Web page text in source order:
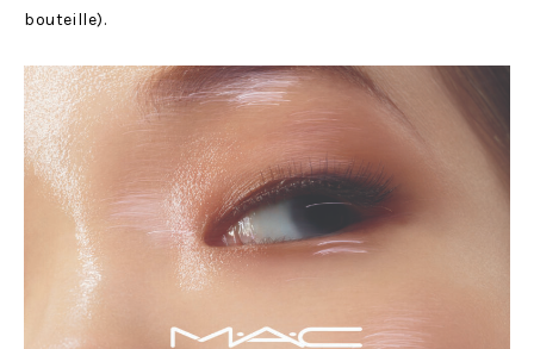
bouteille).